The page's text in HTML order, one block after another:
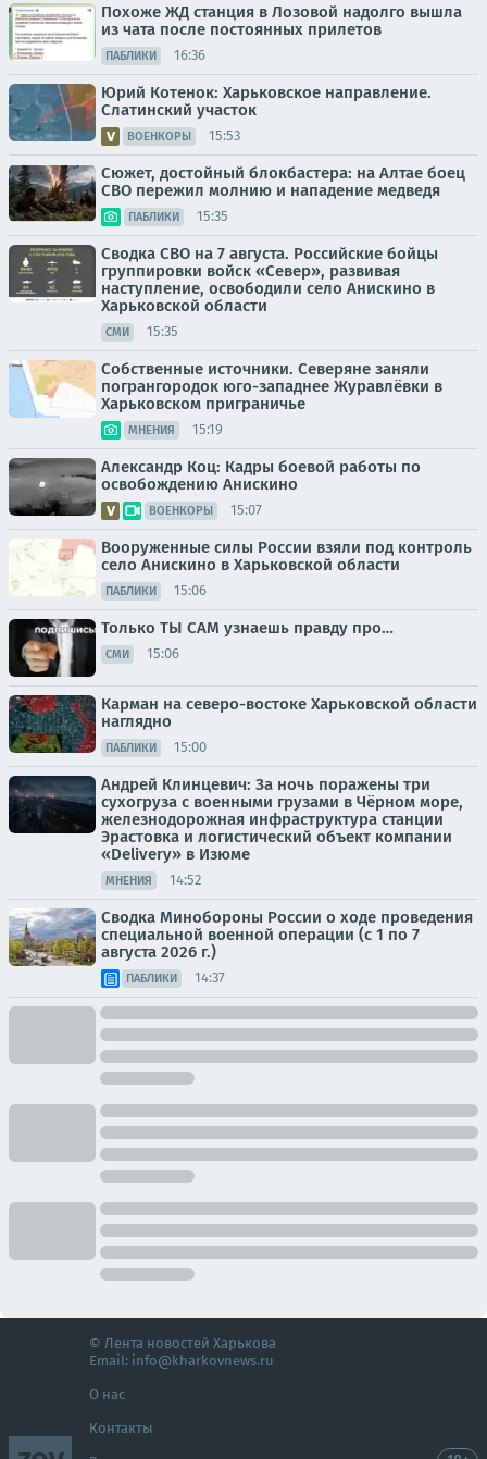
Похоже ЖД станция в Лозовой надолго вышла
из чата после постоянных прилетов
ПАБЛИКИ 16:36
Юрий Котенок: Харьковское направление.
Слатинский участок
ВОЕНКОРЫ 15:53
Сюжет, достойный блокбастера: на Алтае боец
СВО пережил молнию и нападение медведя
ПАБЛИКИ 15:35
Сводка СВО на 7 августа. Российские бойцы
группировки войск «Север», развивая
наступление, освободили село Анискино в
Харьковской области
СМИ 15:35
Собственные источники. Северяне заняли
погрангородок юго-западнее Журавлёвки в
Харьковском приграничье
МНЕНИЯ 15:19
Александр Коц: Кадры боевой работы по
освобождению Анискино
ВОЕНКОРЫ 15:07
Вооруженные силы России взяли под контроль
село Анискино в Харьковской области
ПАБЛИКИ 15:06
Только ТЫ САМ узнаешь правду про…
СМИ 15:06
Карман на северо-востоке Харьковской области
наглядно
ПАБЛИКИ 15:00
Андрей Клинцевич: За ночь поражены три
сухогруза с военными грузами в Чёрном море,
железнодорожная инфраструктура станции
Эрастовка и логистический объект компании
«Delivery» в Изюме
МНЕНИЯ 14:52
Сводка Минобороны России о ходе проведения
специальной военной операции (с 1 по 7
августа 2026 г.)
ПАБЛИКИ 14:37
© Лента новостей Харькова
Email: info@kharkovnews.ru
О нас
Контакты